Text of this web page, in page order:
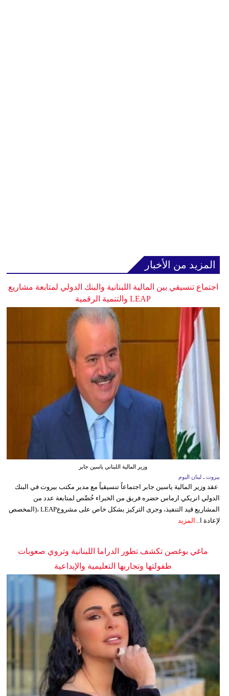
المزيد من الأخبار
اجتماع تنسيقي بين المالية اللبنانية والبنك الدولي لمتابعة مشاريع
LEAP والتنمية الرقمية
وزير المالية اللبناني ياسين جابر
بيروت ـ لبنان اليوم
عقد وزير المالية ياسين جابر اجتماعاً تنسيقياً مع مدير مكتب بيروت في البنك
الدولي انريكي ارماس حضره فريق من الخبراء خُصِّص لمتابعة عدد من
المشاريع قيد التنفيذ، وجرى التركيز بشكل خاص على مشروعLEAP ،(المخصص
لإعادة ا... المزيد
ماغي بوغصن تكشف تطور الدراما اللبنانية وتروي صعوبات
طفولتها وتجاربها التعليمية والإبداعية